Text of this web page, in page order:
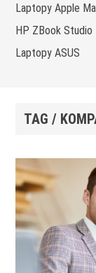
Laptopy Apple
HP ZBook Studio
Laptopy ASUS
TAG /